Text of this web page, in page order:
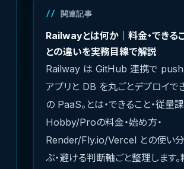
関連記事
Railwayとは何か｜料金・できる
との違いを実務目線で解説
Railway は GitHub 連携で push
アプリと DB を丸ごとデプロイで
の PaaS。とは・できること・従量
Hobby/Proの料金・始め方・
Render/Fly.io/Vercel との使い分
ぶ・避ける判断軸ごと整理します